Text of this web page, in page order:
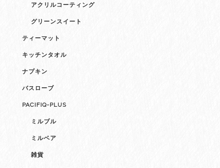
アクリルコーティング
グリーンスイート
ティーマット
キッチンタオル
ナプキン
バスローブ
PACIFIQ-PLUS
ミルブル
ミルベア
雑貨